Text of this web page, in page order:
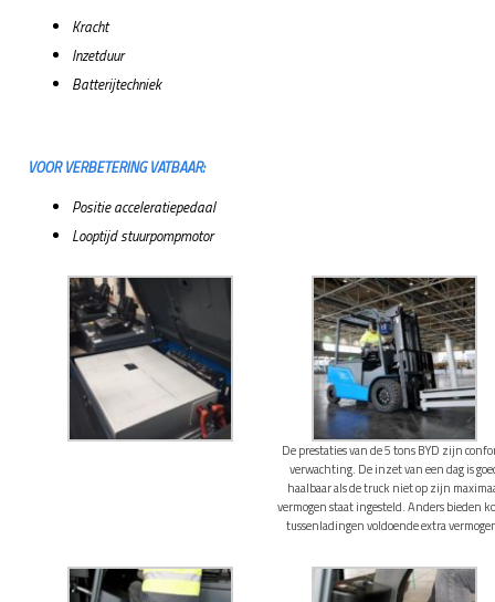
Kracht
Inzetduur
Batterijtechniek
VOOR VERBETERING VATBAAR:
Positie acceleratiepedaal
Looptijd stuurpompmotor
De prestaties van de 5 tons BYD zijn
verwachting. De inzet van een dag is
haalbaar als de truck niet op zijn
vermogen staat ingesteld. Anders bieden
tussenladingen voldoende extra